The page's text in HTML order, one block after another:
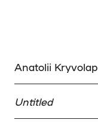
Anatolii Kryvolap
Untitled